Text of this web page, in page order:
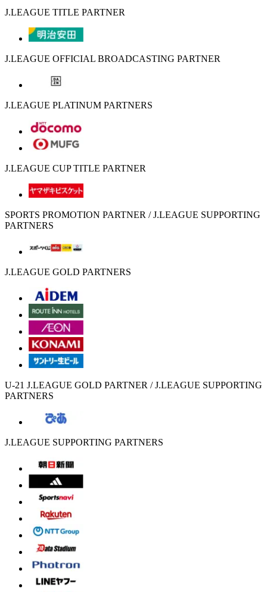
J.LEAGUE TITLE PARTNER
J.LEAGUE OFFICIAL BROADCASTING PARTNER
J.LEAGUE PLATINUM PARTNERS
J.LEAGUE CUP TITLE PARTNER
SPORTS PROMOTION PARTNER / J.LEAGUE SUPPORTING
PARTNERS
J.LEAGUE GOLD PARTNERS
U-21 J.LEAGUE GOLD PARTNER / J.LEAGUE SUPPORTING
PARTNERS
J.LEAGUE SUPPORTING PARTNERS